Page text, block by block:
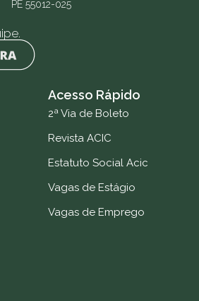
PE 55012-025
Acesso Rápido
2ª Via de Boleto
Revista ACIC
Estatuto Social Acic
Vagas de Estágio
Vagas de Emprego